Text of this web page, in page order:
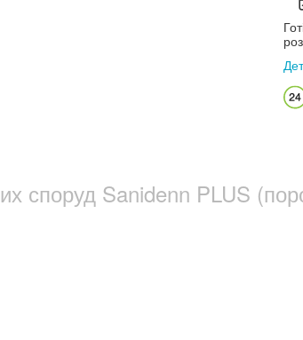
споруд Sanidenn PLUS